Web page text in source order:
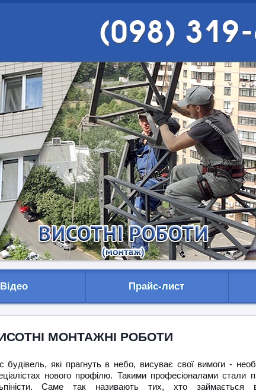
Відео Прайс-лист
МОНТАЖНІ РОБОТИ
будівель, які прагнуть в небо, висуває свої вимоги -
нового профілю. Такими професіоналами стали
Саме так називають тих, хто займається